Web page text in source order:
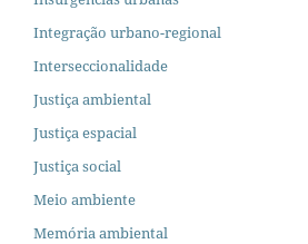
Integração urbano-regional
Interseccionalidade
Justiça ambiental
Justiça espacial
Justiça social
Meio ambiente
Memória ambiental